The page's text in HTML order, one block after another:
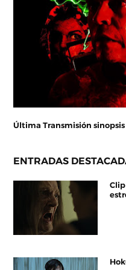
Última Transmisión sinopsis
ENTRADAS